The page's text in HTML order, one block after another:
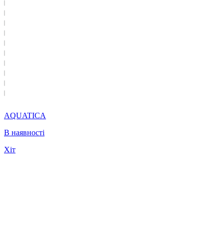
AQUATICA
В наявності
Хіт